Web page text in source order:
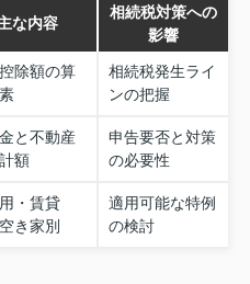
な内容
相続税対策への
影響
除額の算
相続税発生ライ
ンの把握
と不動産
額
申告要否と対策
の必要性
・賃貸
き家別
適用可能な特例
の検討